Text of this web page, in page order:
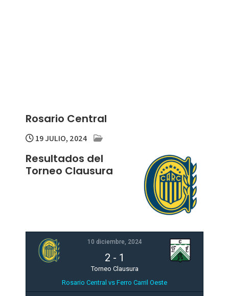
Rosario Central
19 JULIO, 2024
Resultados del
Torneo Clausura
10 diciembre, 2024
2 - 1
Torneo Clausura
Rosario Central vs Ferro Carril Oeste